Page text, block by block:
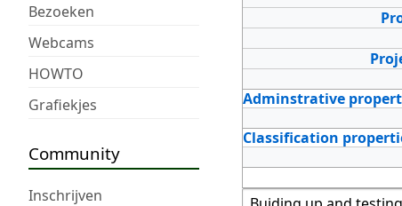
Bezoeken
Webcams
HOWTO
Grafiekjes
Community
Inschrijven
Adminstrative
Classification